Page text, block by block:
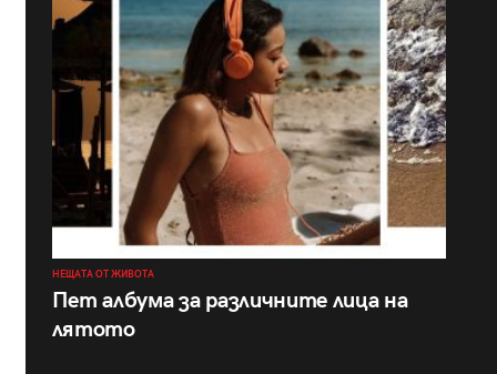
НЕЩАТА ОТ ЖИВОТА
Пет албума за различните лица на
лятото